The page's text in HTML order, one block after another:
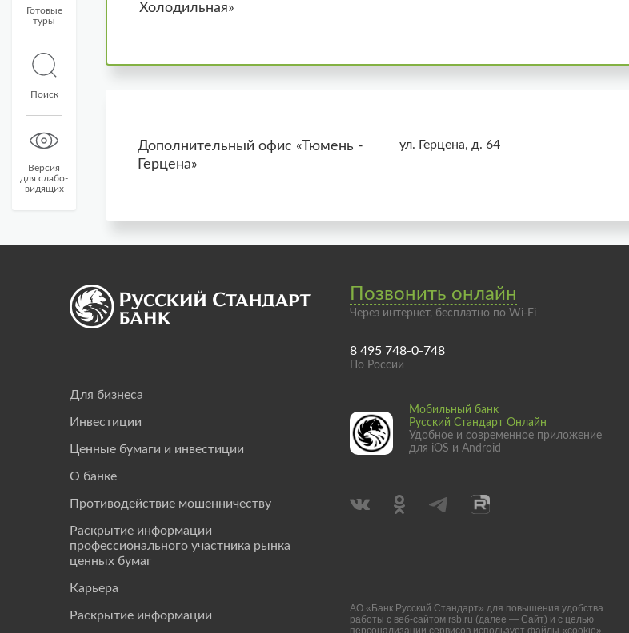
Готовые
туры
Поиск
Версия
для слабо-
видящих
Холодильная»
Дополнительный офис «Тюмень -
Герцена»
ул. Герцена, д. 64
Позвонить онлайн
Через интернет, бесплатно по Wi-Fi
8 495 748-0-748
По России
Для бизнеса
Инвестиции
Ценные бумаги и инвестиции
О банке
Противодействие мошенничеству
Раскрытие информации
профессионального участника рынка
ценных бумаг
Карьера
Раскрытие информации
Мобильный банк
Русский Стандарт Онлайн
Удобное и современное приложение
для iOS и Android
АО «Банк Русский Стандарт» для повышения удобства
работы с веб-сайтом rsb.ru (далее — Сайт) и с целью
персонализации сервисов использует файлы «cookie»